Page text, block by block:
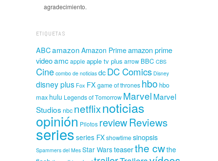
agradecimiento.
ETIQUETAS
ABCamazon Amazon Primeamazon prime
videoamcapple apple tv plus arrow BBC CBS
Cine combo de noticias dcDC Comics Disney
disney plus Fox FX game of thrones hbo hbo
max hulu Legends of Tomorrow Marvel Marvel
Studios nbc netflixnoticias
opinión Pilotos reviewReviews
series series FXshowtimesinopsis
Spammers del Mes Star Warsteaserthe cwthe